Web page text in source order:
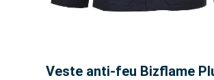
Veste anti-feu Bizflame